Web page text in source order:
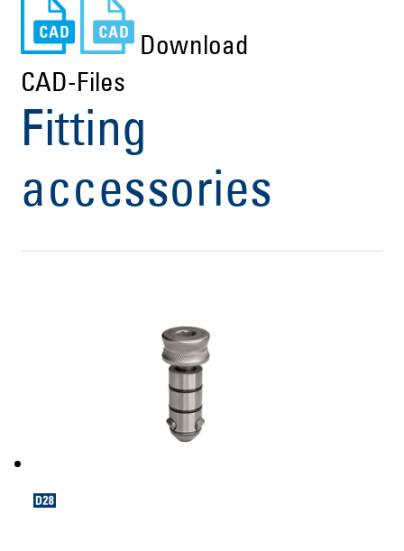
Download
CAD-Files
Fitting
accessories